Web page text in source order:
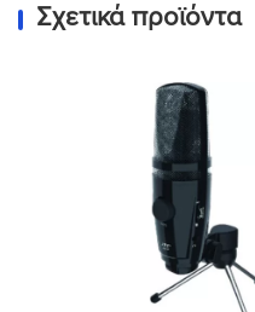
Σχετικά προϊόντα